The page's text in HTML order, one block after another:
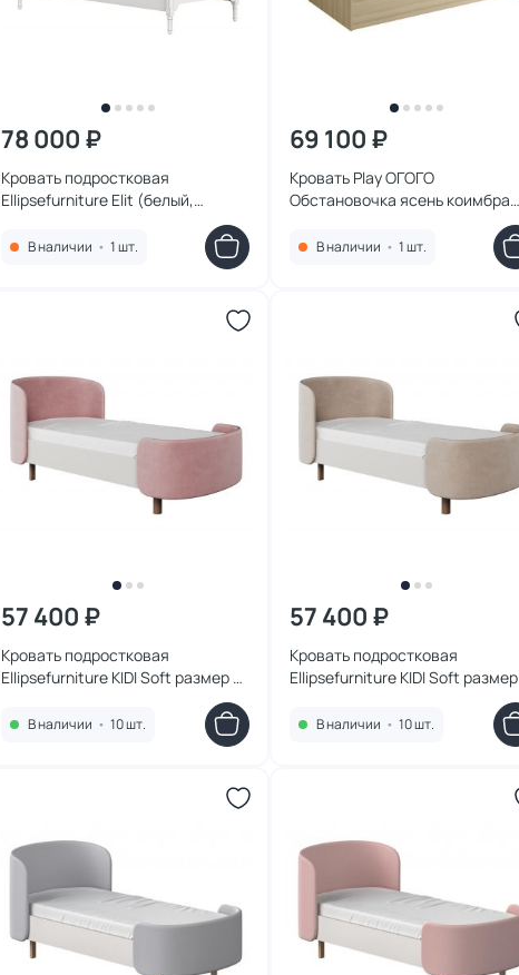
78 000 ₽
Кровать подростковая
Ellipsefurniture Elit (белый,
бежевая ткань) ET010101010101
В наличии • 1 шт.
69 100 ₽
Кровать Play ОГОГО
Обстановочка ясень коимбра
В наличии • 1 шт.
57 400 ₽
Кровать подростковая
Ellipsefurniture KIDI Soft размер М
антивандальная ткань (розовый)
KD010108020201
В наличии • 10 шт.
57 400 ₽
Кровать подростковая
Ellipsefurniture KIDI Soft
(бежевый) KD010110020201
В наличии • 10 шт.